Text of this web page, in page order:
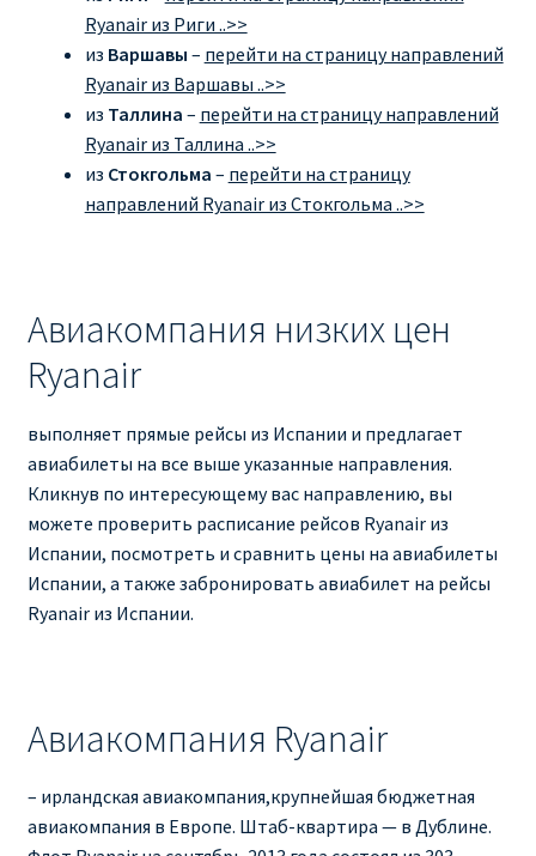
Ryanair из Риги ..>>
из Варшавы – перейти на страницу направлений
Ryanair из Варшавы ..>>
из Таллина – перейти на страницу направлений
Ryanair из Таллина ..>>
из Стокгольма – перейти на страницу
направлений Ryanair из Стокгольма ..>>
Авиакомпания низких цен
Ryanair
выполняет прямые рейсы из Испании и предлагает
авиабилеты на все выше указанные направления.
Кликнув по интересующему вас направлению, вы
можете проверить расписание рейсов Ryanair из
Испании, посмотреть и сравнить цены на авиабилеты
Испании, а также забронировать авиабилет на рейсы
Ryanair из Испании.
Авиакомпания Ryanair
– ирландская авиакомпания,крупнейшая бюджетная
авиакомпания в Европе. Штаб-квартира — в Дублине.